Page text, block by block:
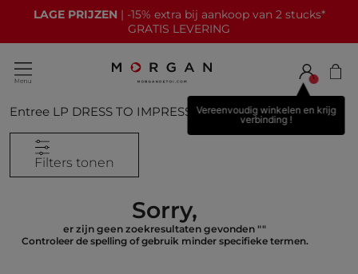
LAGE PRIJZEN | -15% extra bij aankoop van 2 stucks*
GRATIS LEVERING
Vereenvoudig winkelen en krijg
verbinding !
Entree LP DRESS TO IMPRESS 0Resultaten
Filters tonen
Sorry,
er zijn geen zoekresultaten gevonden ""
Controleer de spelling of gebruik minder specifieke termen.